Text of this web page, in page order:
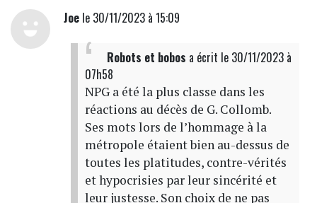
Joele 30/11/2023 à 15:09
Robots et bobos a écrit le 30/11/2023 à
07h58
NPG a été la plus classe dans les
réactions au décès de G. Collomb.
Ses mots lors de l’hommage à la
métropole étaient bien au-dessus de
toutes les platitudes, contre-vérités
et hypocrisies par leur sincérité et
leur justesse. Son choix de ne pas